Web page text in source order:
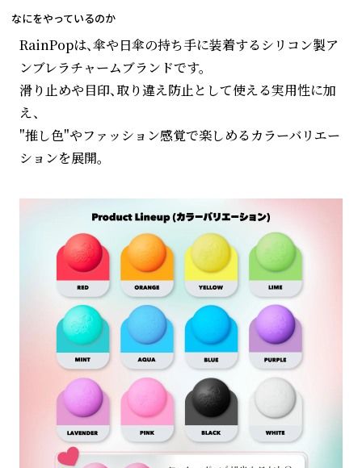
なにをやっているのか
RainPopは、傘や日傘の持ち手に装着するシリコン製ア
ンブレラチャームブランドです。
滑り止めや目印、取り違え防止として使える実用性に加
え、
"推し色"やファッション感覚で楽しめるカラーバリエー
ションを展開。